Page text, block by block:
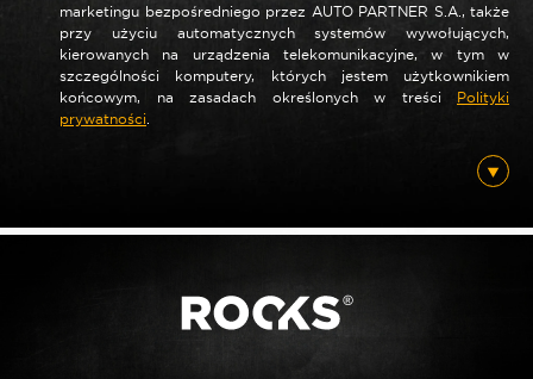
Nazwa*
Posiadam ten produkt
marketingu bezpośredniego przez AUTO PARTNER S.A., także
przy użyciu automatycznych systemów wywołujących,
kierowanych na urządzenia telekomunikacyjne, w tym w
szczególności komputery, których jestem użytkownikiem
końcowym, na zasadach określonych w treści Polityki
prywatności